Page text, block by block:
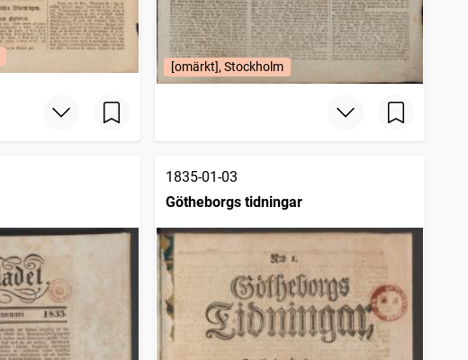
[omärkt], Stockholm
1835-01-03
Götheborgs tidningar